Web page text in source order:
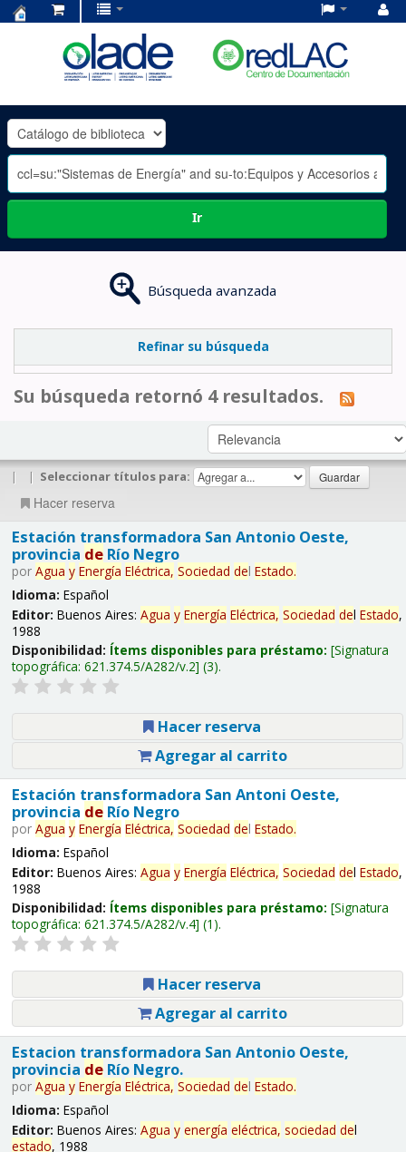
OLADE
-
Ir
Búsqueda avanzada
Refinar su búsqueda
Su búsqueda retornó 4 resultados.
| | Seleccionar títulos para:
Hacer reserva
Estación transformadora San Antonio Oeste,
provincia deRío Negro
por Agua y Energía Eléctrica, Sociedad del Estado.
Idioma: Español
Editor: Buenos Aires: Agua y Energía Eléctrica, Sociedad del Estado,
1988
Disponibilidad: Ítems disponibles para préstamo: Signatura
topográfica: 621.374.5/A282/v.2 (3).
Hacer reserva
Agregar al carrito
Estación transformadora San Antoni Oeste,
provincia deRío Negro
por Agua y Energía Eléctrica, Sociedad del Estado.
Idioma: Español
Editor: Buenos Aires: Agua y Energía Eléctrica, Sociedad del Estado,
1988
Disponibilidad: Ítems disponibles para préstamo: Signatura
topográfica: 621.374.5/A282/v.4 (1).
Hacer reserva
Agregar al carrito
Estacion transformadora San Antonio Oeste,
provincia deRío Negro.
por Agua y Energía Eléctrica, Sociedad del Estado.
Idioma: Español
Editor: Buenos Aires: Agua y energía eléctrica, sociedad del
estado, 1988